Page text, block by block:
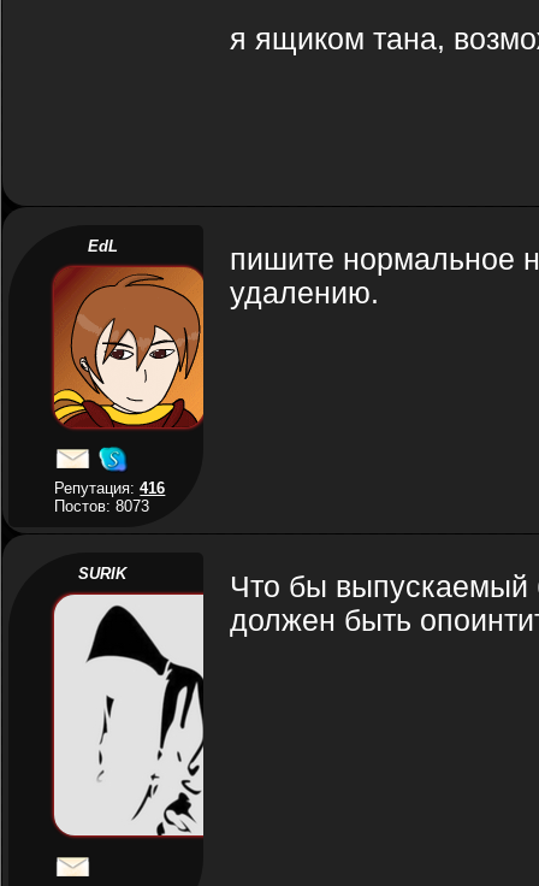
я ящиком тана,
EdL
Репутация:416
Постов: 8073
пишите нормальное
удалению.
SURIK
Что бы выпускаемый
должен быть